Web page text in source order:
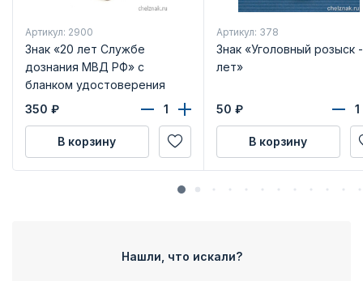
Артикул: 2900
Знак «20 лет Службе
дознания МВД РФ» с
бланком удостоверения
350 ₽
В корзину
Артикул: 378
Знак «Уголовный розыск
лет»
50 ₽
В корзину
Нашли, что искали?